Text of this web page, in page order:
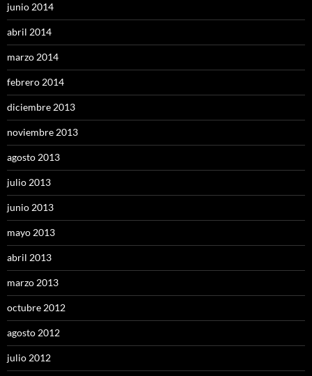
junio 2014
abril 2014
marzo 2014
febrero 2014
diciembre 2013
noviembre 2013
agosto 2013
julio 2013
junio 2013
mayo 2013
abril 2013
marzo 2013
octubre 2012
agosto 2012
julio 2012